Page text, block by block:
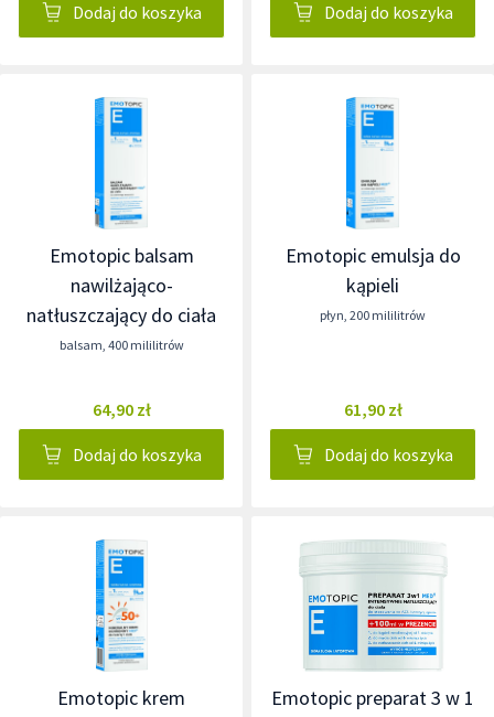
Dodaj do koszyka Dodaj do koszyka
Emotopic balsam
nawilżająco-
natłuszczający do ciała
balsam, 400 mililitrów
64,90 zł
Dodaj do koszyka
Emotopic emulsja do
kąpieli
płyn, 200 mililitrów
61,90 zł
Dodaj do koszyka
Emotopic krem
Emotopic preparat 3 w 1